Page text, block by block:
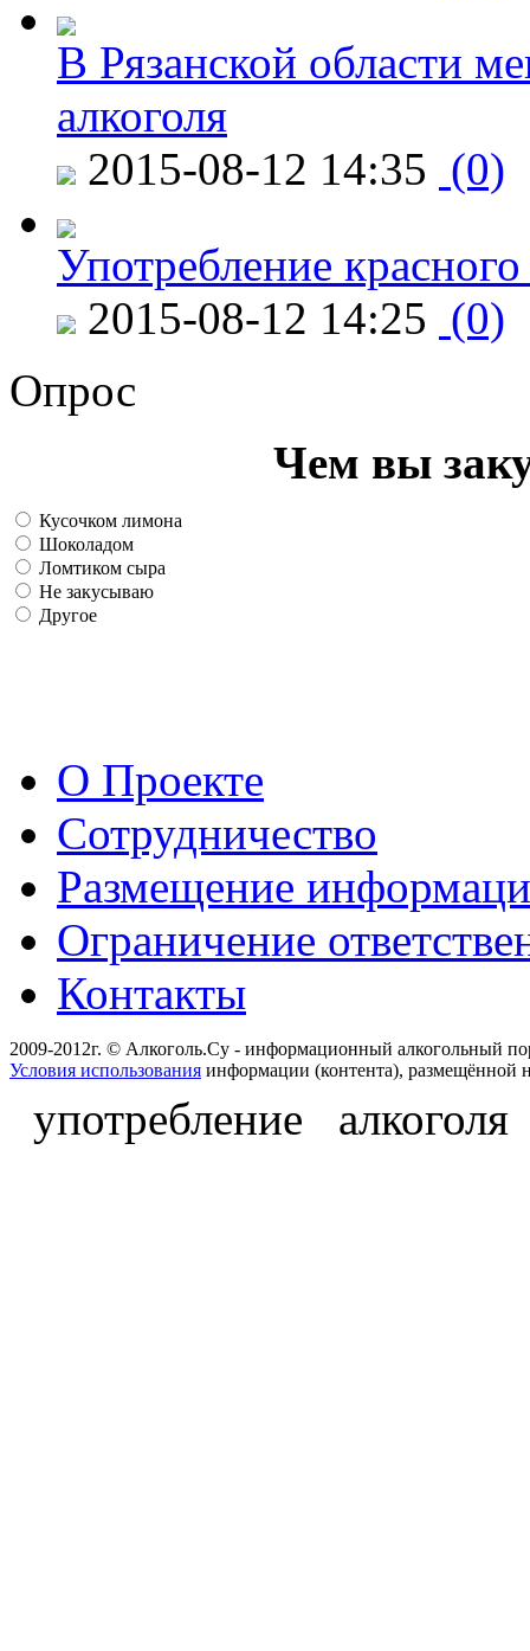
В Рязанской области
алкоголя
2015-08-12 14:35 (0)
Употребление
2015-08-12 14:25 (0)
Опрос
Чем вы
Кусочком лимона
Шоколадом
Ломтиком сыра
Не закусываю
Другое
О Проекте
Сотрудничество
Размещение
Ограничение
Контакты
2009-2012г. © Алкоголь.Су - информационный алкогольный
Условия использования информации (контента), размещённой
употребление